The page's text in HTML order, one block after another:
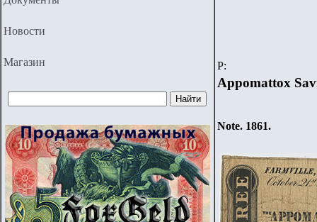
Новости
Магазин P:
Appomattox
Note. 1861.